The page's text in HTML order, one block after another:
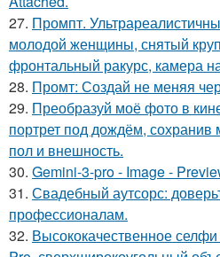
27. Промпт.
молодой женщины, снятый
фронтальный ракурс, камера
28. Промт: Создай не меняя
29. Преобразуй моё фото в
портрет под дождём, сохранив
пол и внешность.
30. Gemini-3-pro - Image -
31. Свадебный аутсорс:
профессионалам.
32. Высококачественное